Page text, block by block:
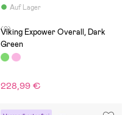
Auf Lager
(0)
Viking Expower Overall, Dark
Green
228,99 €